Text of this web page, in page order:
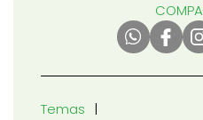
Temas